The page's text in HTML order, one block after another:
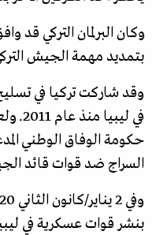
وكان البرلمان التركي قد
بتمديد مهمة الجيش التركي في
وقد شاركت تركيا في
في
حكومة الوفاق الوطني
السراج ضد قوات قائد
بنشر قوات عسكرية في